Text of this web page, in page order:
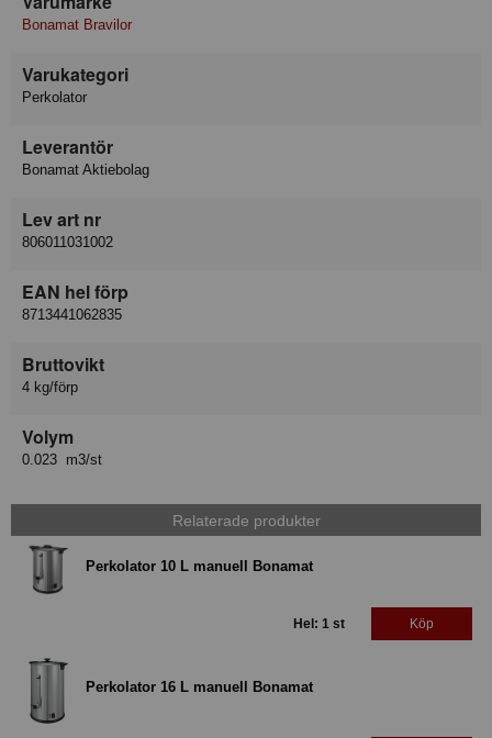
Bonamat Bravilor
Varukategori
Perkolator
Leverantör
Bonamat Aktiebolag
Lev art nr
806011031002
EAN hel förp
8713441062835
Bruttovikt
4 kg/förp
Volym
0.023 m3/st
Relaterade produkter
Perkolator 10 L manuell Bonamat
Hel: 1 st Köp
Perkolator 16 L manuell Bonamat